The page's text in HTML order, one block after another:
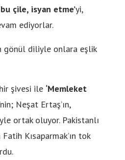
çile, isyan etme’yi,
ediyorlar.
gönül diliyle onlara eşlik
şivesi ile ‘Memleket
Neşat Ertaş’ın,
ortak oluyor. Pakistanlı
Kısaparmak’ın tok